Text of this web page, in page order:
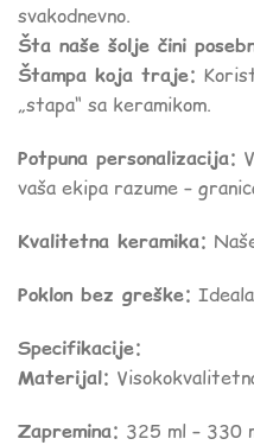
svakodnevno.
Šta naše šolje čini
Štampa koja traje:
„stapa“ sa keramikom.
Potpuna personalizacija:
vaša ekipa razume –
Kvalitetna keramika:
Poklon bez greške:
Specifikacije:
Materijal:
Zapremina: 325 ml – 330